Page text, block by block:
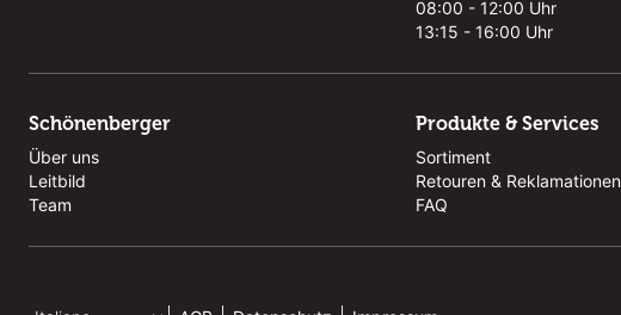
08:00 - 12:00 Uhr
13:15 - 16:00 Uhr
Schönenberger
Über uns
Leitbild
Team
Produkte & Services
Sortiment
Retouren & Reklamationen
FAQ